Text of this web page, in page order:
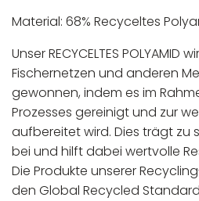
Material: 68% Recyceltes
Unser RECYCELTES POLYAMID
Fischernetzen und anderen
gewonnen, indem es im
Prozesses gereinigt und zur
aufbereitet wird. Dies trägt zu
bei und hilft dabei wertvolle
Die Produkte unserer
den Global Recycled